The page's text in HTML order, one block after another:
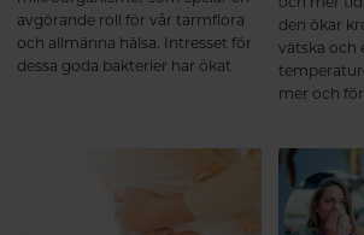
stärker kroppens motståndskraft
mot stress och bidrar till
normalisering av kortisolnivåer.
sexuell hälsa När stressnivåerna
sjunker kan även kroppens egen
avgörande roll för vår tarmflora
och allmänna hälsa. Intresset för
dessa goda bakterier har ökat
mjölksyrabakterier egentligen,
den ökar
vätska och
mer och
du ska må
undvika
huvudvärk